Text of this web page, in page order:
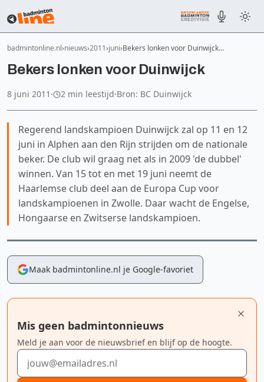
badmintonline.nl nieuws 2011 juni Bekers lonken voor Duinwijck…
Bekers lonken voor Duinwijck
8 juni 2011 · 2 min leestijd·Bron: BC Duinwijck
Regerend landskampioen Duinwijck zal op 11 en 12
juni in Alphen aan den Rijn strijden om de nationale
beker. De club wil graag net als in 2009 'de dubbel'
winnen. Van 15 tot en met 19 juni neemt de
Haarlemse club deel aan de Europa Cup voor
landskampioenen in Zwolle. Daar wacht de Engelse,
Hongaarse en Zwitserse landskampioen.
Maak badmintonline.nl je Google-favoriet
Mis geen badmintonnieuws
Meld je aan voor de nieuwsbrief en blijf op de hoogte.
E-mailadres